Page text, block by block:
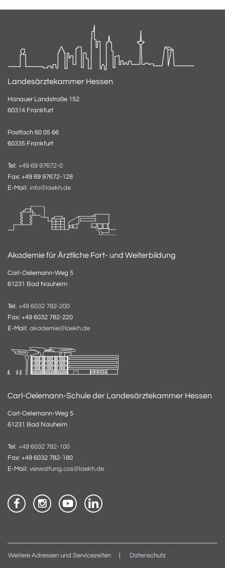
Landesärztekammer Hessen
Hanauer Landstraße 152
60314 Frankfurt
Postfach 60 05 66
60335 Frankfurt
Tel: +49 69 97672-0
Fax: +49 69 97672-128
E-Mail: info@laekh.de
Akademie für Ärztliche Fort- und Weiterbildung
Carl-Oelemann-Weg 5
61231 Bad Nauheim
Tel: +49 6032 782-200
Fax: +49 6032 782-220
E-Mail: akademie@laekh.de
Carl-Oelemann-Schule der Landesärztekammer Hessen
Carl-Oelemann-Weg 5
61231 Bad Nauheim
Tel: +49 6032 782-100
Fax: +49 6032 782-180
E-Mail: verwaltung.cos@laekh.de
Weitere Adressen und Servicezeiten Datenschutz